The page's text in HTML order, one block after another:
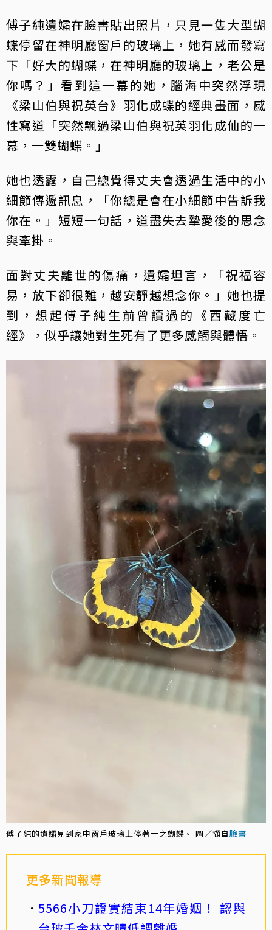
傅子純遺孀在臉書貼出照片，只見一隻大型蝴
蝶停留在神明廳窗戶的玻璃上，她有感而發寫
下「好大的蝴蝶，在神明廳的玻璃上，老公是
你嗎？」看到這一幕的她，腦海中突然浮現
《梁山伯與祝英台》羽化成蝶的經典畫面，感
性寫道「突然飄過梁山伯與祝英羽化成仙的一
幕，一雙蝴蝶。」
她也透露，自己總覺得丈夫會透過生活中的小
細節傳遞訊息，「你總是會在小細節中告訴我
你在。」短短一句話，道盡失去摯愛後的思念
與牽掛。
面對丈夫離世的傷痛，遺孀坦言，「祝福容
易，放下卻很難，越安靜越想念你。」她也提
到，想起傅子純生前曾讀過的《西藏度亡
經》，似乎讓她對生死有了更多感觸與體悟。
傅子純的遺孀見到家中窗戶玻璃上停著一之蝴蝶。 圖／擷自臉書
更多新聞報導
5566小刀證實結束14年婚姻！ 認與